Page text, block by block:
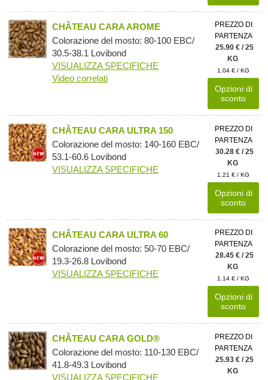
CHÂTEAU CARA AROME
Colorazione del mosto: 80-100 EBC/
30.5-38.1 Lovibond
VISUALIZZA SPECIFICHE
Video correlati
PREZZO DI
PARTENZA
25.90 € / 25
KG
1.04 € / KG
Opzioni di
sconto
CHÂTEAU CARA ULTRA 150
Colorazione del mosto: 140-160 EBC/
53.1-60.6 Lovibond
VISUALIZZA SPECIFICHE
PREZZO DI
PARTENZA
30.28 € / 25
KG
1.21 € / KG
Opzioni di
sconto
CHÂTEAU CARA ULTRA 60
Colorazione del mosto: 50-70 EBC/
19.3-26.8 Lovibond
VISUALIZZA SPECIFICHE
PREZZO DI
PARTENZA
28.45 € / 25
KG
1.14 € / KG
Opzioni di
sconto
CHÂTEAU CARA GOLD®
Colorazione del mosto: 110-130 EBC/
41.8-49.3 Lovibond
VISUALIZZA SPECIFICHE
PREZZO DI
PARTENZA
25.93 € / 25
KG